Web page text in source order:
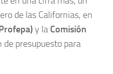
de las Californias, en
y la Comisión
de presupuesto para